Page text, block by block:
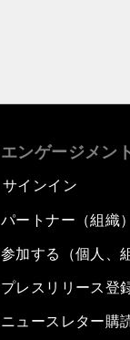
エンゲージメン
サインイン
パートナー（組織
参加する（個人、
プレスリリース登
ニュースレター購